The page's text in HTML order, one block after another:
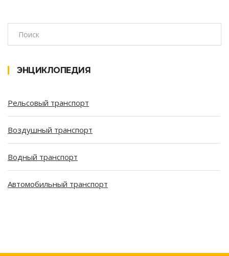
ЭНЦИКЛОПЕДИЯ
Рельсовый транспорт
Воздушный транспорт
Водный транспорт
Автомобильный транспорт